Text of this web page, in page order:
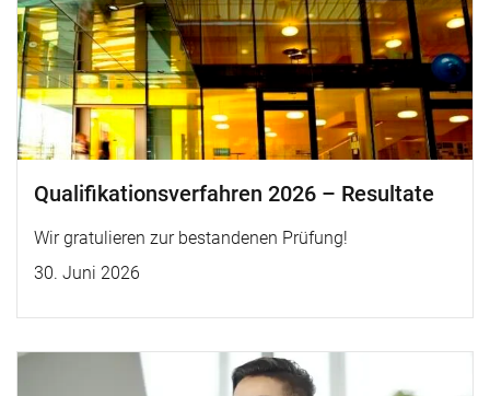
Qualifikationsverfahren 2026 – Resultate
Wir gratulieren zur bestandenen Prüfung!
30. Juni 2026